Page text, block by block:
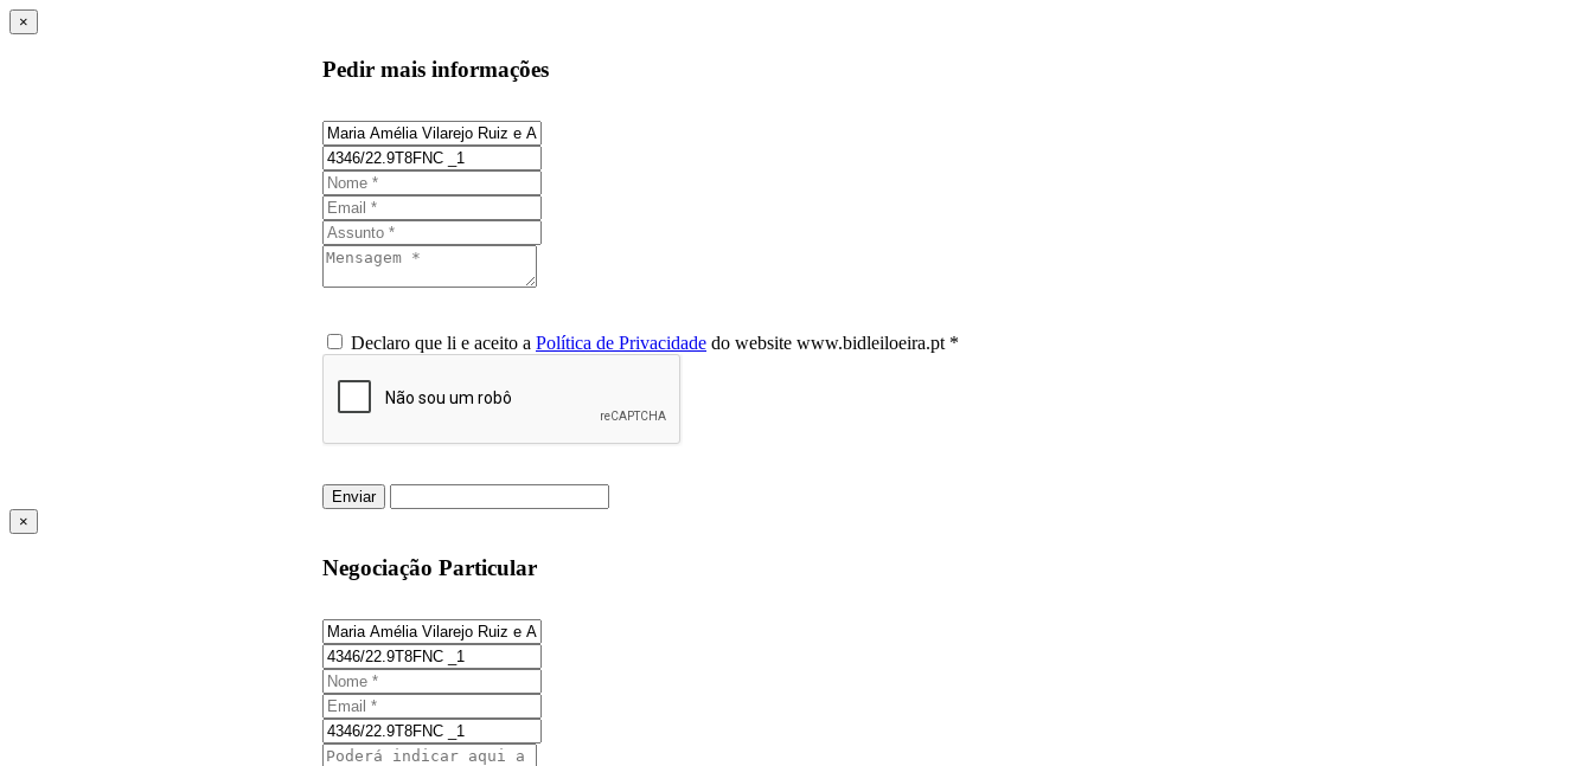
×
Pedir mais informações
Declaro que li e aceito a Política de Privacidade do website www.bidleiloeira.pt *
Enviar
×
Negociação Particular